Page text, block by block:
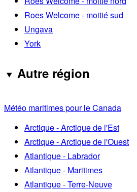
Roes Welcome - moitié sud
Ungava
York
Autre région
Météo maritimes pour le Canada
Arctique - Arctique de l'Est
Arctique - Arctique de l'Ouest
Atlantique - Labrador
Atlantique - Maritimes
Atlantique - Terre-Neuve